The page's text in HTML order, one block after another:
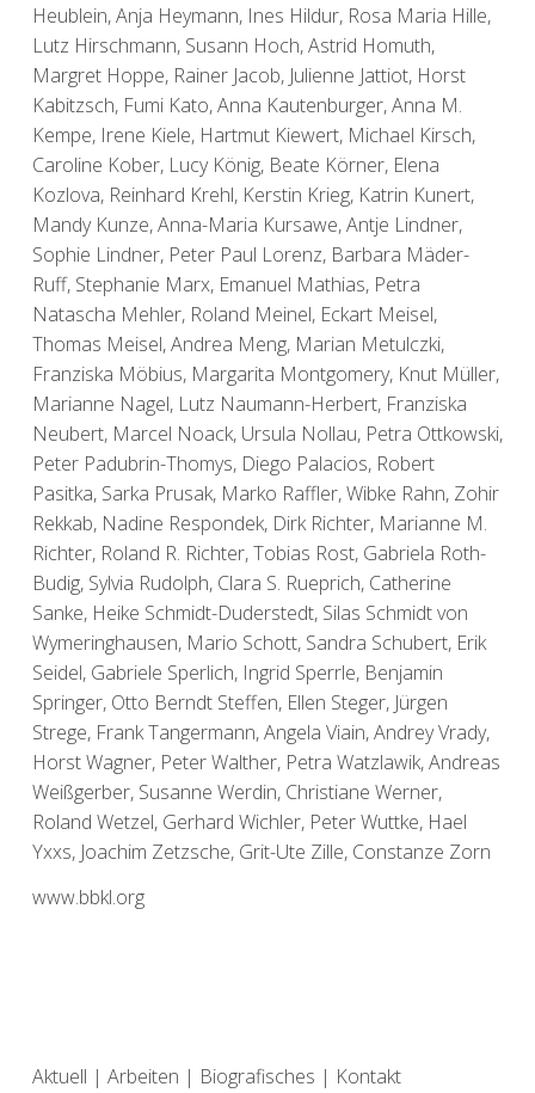
Heublein, Anja Heymann, Ines Hildur, Rosa Maria Hille,
Lutz Hirschmann, Susann Hoch, Astrid Homuth,
Margret Hoppe, Rainer Jacob, Julienne Jattiot, Horst
Kabitzsch, Fumi Kato, Anna Kautenburger, Anna M.
Kempe, Irene Kiele, Hartmut Kiewert, Michael Kirsch,
Caroline Kober, Lucy König, Beate Körner, Elena
Kozlova, Reinhard Krehl, Kerstin Krieg, Katrin Kunert,
Mandy Kunze, Anna-Maria Kursawe, Antje Lindner,
Sophie Lindner, Peter Paul Lorenz, Barbara Mäder-
Ruff, Stephanie Marx, Emanuel Mathias, Petra
Natascha Mehler, Roland Meinel, Eckart Meisel,
Thomas Meisel, Andrea Meng, Marian Metulczki,
Franziska Möbius, Margarita Montgomery, Knut Müller,
Marianne Nagel, Lutz Naumann-Herbert, Franziska
Neubert, Marcel Noack, Ursula Nollau, Petra Ottkowski,
Peter Padubrin-Thomys, Diego Palacios, Robert
Pasitka, Sarka Prusak, Marko Raffler, Wibke Rahn, Zohir
Rekkab, Nadine Respondek, Dirk Richter, Marianne M.
Richter, Roland R. Richter, Tobias Rost, Gabriela Roth-
Budig, Sylvia Rudolph, Clara S. Rueprich, Catherine
Sanke, Heike Schmidt-Duderstedt, Silas Schmidt von
Wymeringhausen, Mario Schott, Sandra Schubert, Erik
Seidel, Gabriele Sperlich, Ingrid Sperrle, Benjamin
Springer, Otto Berndt Steffen, Ellen Steger, Jürgen
Strege, Frank Tangermann, Angela Viain, Andrey Vrady,
Horst Wagner, Peter Walther, Petra Watzlawik, Andreas
Weißgerber, Susanne Werdin, Christiane Werner,
Roland Wetzel, Gerhard Wichler, Peter Wuttke, Hael
Yxxs, Joachim Zetzsche, Grit-Ute Zille, Constanze Zorn
www.bbkl.org
Aktuell | Arbeiten | Biografisches | Kontakt